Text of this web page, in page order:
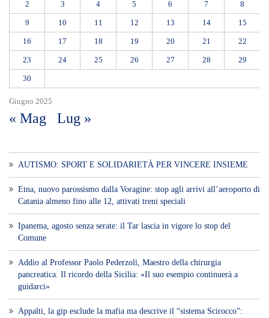
Giugno 2025
2 3 4 5 6 7 8
9 10 11 12 13 14 15
16 17 18 19 20 21 22
23 24 25 26 27 28 29
30
« Mag Lug »
AUTISMO: SPORT E SOLIDARIETÀ PER VINCERE INSIEME
Etna, nuovo parossismo dalla Voragine: stop agli arrivi all’aeroporto di
Catania almeno fino alle 12, attivati treni speciali
Ipanema, agosto senza serate: il Tar lascia in vigore lo stop del
Comune
Addio al Professor Paolo Pederzoli, Maestro della chirurgia
pancreatica. Il ricordo della Sicilia: «Il suo esempio continuerà a
guidarci»
Appalti, la gip esclude la mafia ma descrive il “sistema Scirocco”: